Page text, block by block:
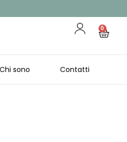
0
Chi sono Contatti